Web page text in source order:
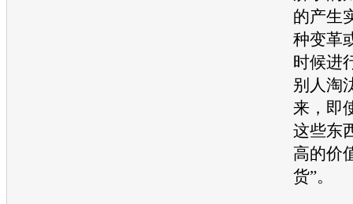
的产生
种变革
时候进
别人淘
来，即
这些东
高的价
货”。